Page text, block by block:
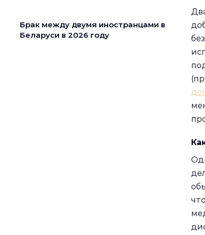
Брак между двумя иностранцами в
Беларуси в 2026 году